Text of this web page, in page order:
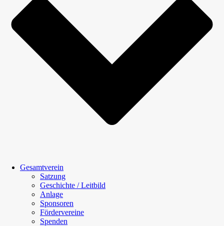
Gesamtverein
Satzung
Geschichte / Leitbild
Anlage
Sponsoren
Fördervereine
Spenden